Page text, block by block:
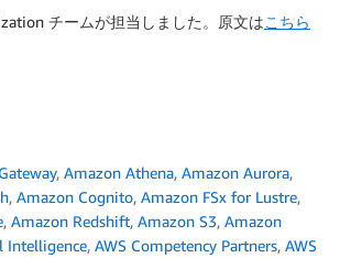
チームが担当しました。原文はこちら
, Amazon Athena, Amazon Aurora,
, Amazon Cognito, Amazon FSx for Lustre,
, Amazon Redshift, Amazon S3, Amazon
Intelligence, AWS Competency Partners, AWS